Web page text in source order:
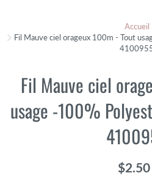
Accueil
Fil Mauve ciel orageux 100m - Tout
Fil Mauve ciel
usage -100%
$2.50